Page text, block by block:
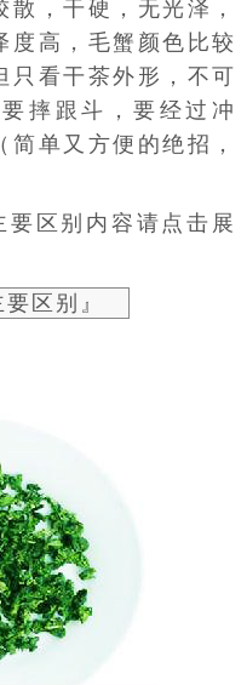
，干硬，无光泽，
度高，毛蟹颜色比较
只看干茶外形，不可
摔跟斗，要经过冲
单又方便的绝招，
区别内容请点击展
区别』